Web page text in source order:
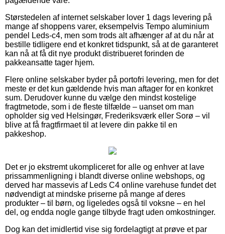
Størstedelen af internet selskaber lover 1 dags levering på
mange af shoppens varer, eksempelvis Tempo aluminium
pendel Leds-c4, men som trods alt afhænger af at du når at
bestille tidligere end et konkret tidspunkt, så at de garanteret
kan nå at få dit nye produkt distribueret forinden de
pakkeansatte tager hjem.
Flere online selskaber byder på portofri levering, men for det
meste er det kun gældende hvis man aftager for en konkret
sum. Derudover kunne du vælge den mindst kostelige
fragtmetode, som i de fleste tilfælde – uanset om man
opholder sig ved Helsingør, Frederiksværk eller Sorø – vil
blive at få fragtfirmaet til at levere din pakke til en
pakkeshop.
Det er jo ekstremt ukompliceret for alle og enhver at lave
prissammenligning i blandt diverse online webshops, og
derved har massevis af Leds C4 online varehuse fundet det
nødvendigt at mindske priserne på mange af deres
produkter – til børn, og ligeledes også til voksne – en hel
del, og endda nogle gange tilbyde fragt uden omkostninger.
Dog kan det imidlertid vise sig fordelagtigt at prøve et par